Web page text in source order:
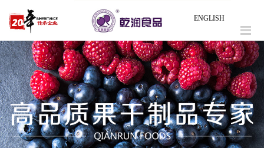
ENGLISH